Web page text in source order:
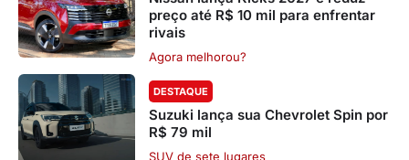
preço até R$ 10 mil para enfrentar
rivais
Agora melhorou?
DESTAQUE
Suzuki lança sua Chevrolet Spin por
R$ 79 mil
SUV de sete lugares